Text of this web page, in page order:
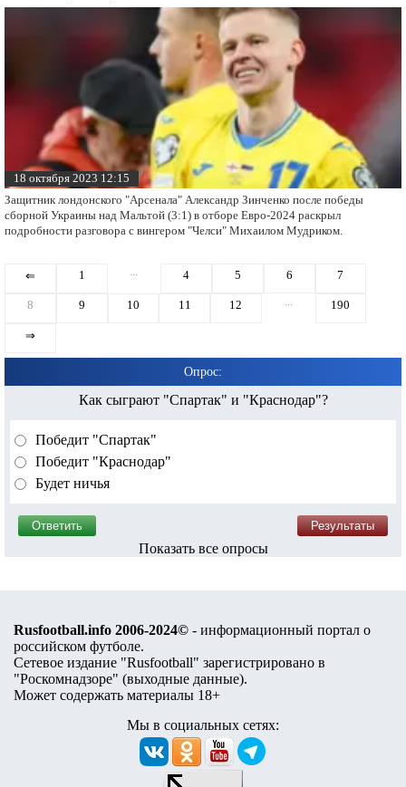
18 октября 2023 12:15
Защитник лондонского "Арсенала" Александр Зинченко после победы
сборной Украины над Мальтой (3:1) в отборе Евро-2024 раскрыл
подробности разговора с вингером "Челси" Михаилом Мудриком.
⇐ 1 ... 4 5 6 7
8 9 10 11 12 ... 190
⇒
Опрос:
Как сыграют "Спартак" и "Краснодар"?
Победит "Спартак"
Победит "Краснодар"
Будет ничья
Показать все опросы
Rusfootball.info 2006-2024© - информационный портал о
российском футболе.
Сетевое издание "Rusfootball" зарегистрировано в
"Роскомнадзоре" (выходные данные).
Может содержать материалы 18+
Мы в социальных сетях: